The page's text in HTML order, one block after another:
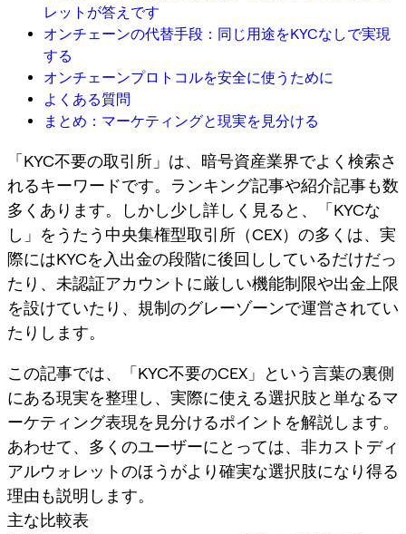
レットが答えです
オンチェーンの代替手段：同じ用途をKYCなしで実現
する
オンチェーンプロトコルを安全に使うために
よくある質問
まとめ：マーケティングと現実を見分ける
「KYC不要の取引所」は、暗号資産業界でよく検索さ
れるキーワードです。ランキング記事や紹介記事も数
多くあります。しかし少し詳しく見ると、「KYCな
し」をうたう中央集権型取引所（CEX）の多くは、実
際にはKYCを入出金の段階に後回ししているだけだっ
たり、未認証アカウントに厳しい機能制限や出金上限
を設けていたり、規制のグレーゾーンで運営されてい
たりします。
この記事では、「KYC不要のCEX」という言葉の裏側
にある現実を整理し、実際に使える選択肢と単なるマ
ーケティング表現を見分けるポイントを解説します。
あわせて、多くのユーザーにとっては、非カストディ
アルウォレットのほうがより確実な選択肢になり得る
理由も説明します。
主な比較表